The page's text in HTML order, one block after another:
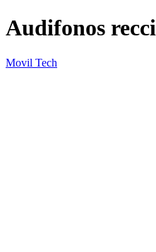
Audifonos
Movil Tech